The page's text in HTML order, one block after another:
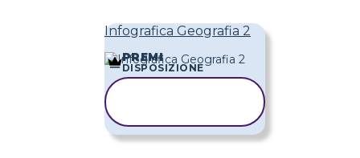
Infografica Geografia 2
PREMI
DISPOSIZIONE